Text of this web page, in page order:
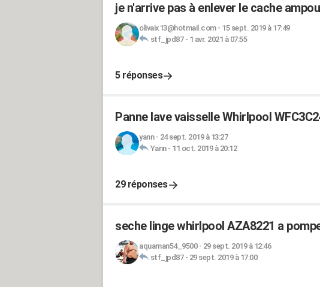
je n'arrive pas à enlever le cache
olivaix13@hotmail.com- 15 sept. 2019 à 17:49
stf_jpd87- 1 avr. 2021 à 07:55
5 réponses
Panne lave vaisselle Whirlpool
yann- 24 sept. 2019 à 13:27
Yann- 11 oct. 2019 à 20:12
29 réponses
seche linge whirlpool AZA8221 a
aquaman54_9500- 29 sept. 2019 à 12:46
stf_jpd87- 29 sept. 2019 à 17:00